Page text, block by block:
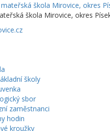
škola Mirovice, okres
školy
sbor
zaměstnanci
hodin
kroužky